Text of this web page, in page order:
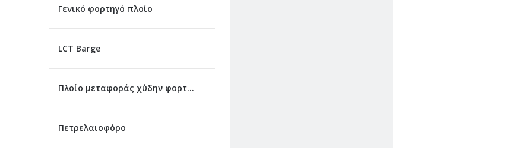
Γενικό φορτηγό πλοίο
LCT Barge
Πλοίο μεταφοράς χύδην φορτίου
Πετρελαιοφόρο